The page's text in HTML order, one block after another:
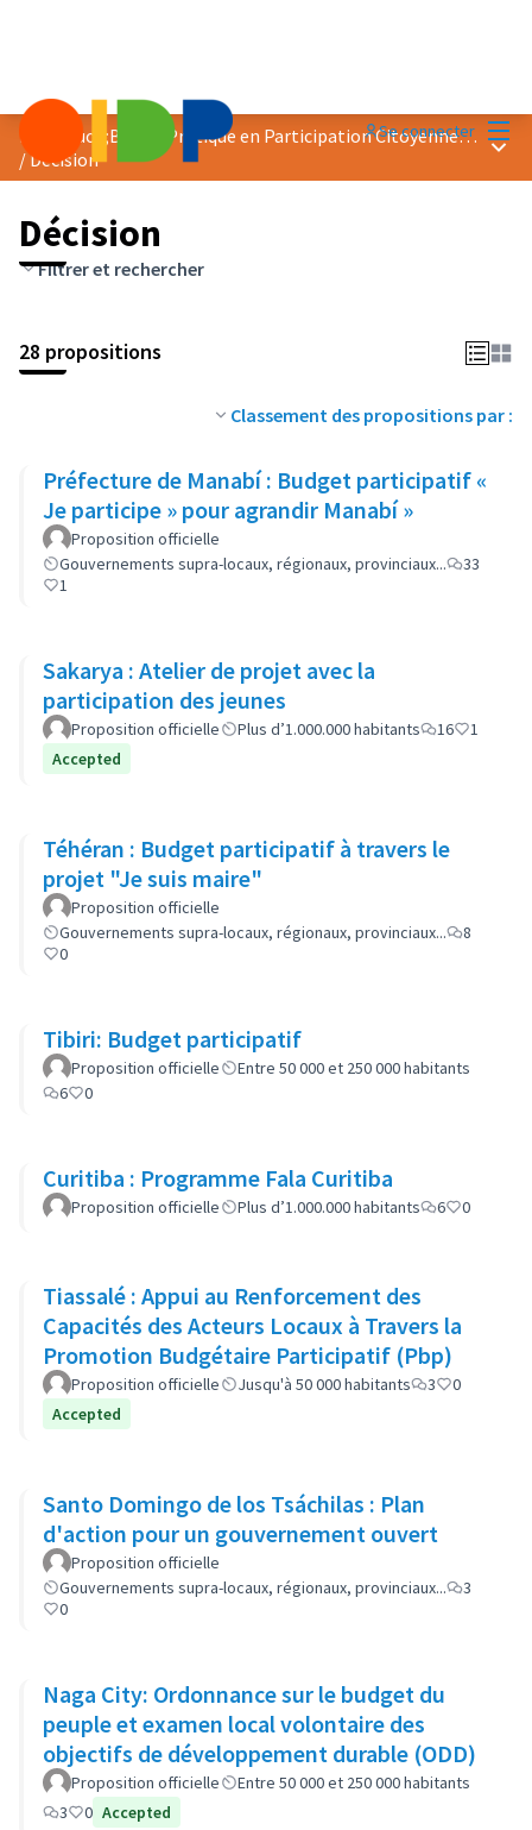
Se connecter
Prix &quot;Bonne Pratique en Participation Citoyenne&quot; 2023
/Décision
Décision
Filtrer et rechercher
28 propositions
Classement des propositions par :
Préfecture de Manabí : Budget participatif «
Je participe » pour agrandir Manabí »
Proposition officielle
Gouvernements supra-locaux, régionaux, provinciaux...
33
1
Sakarya : Atelier de projet avec la
participation des jeunes
Proposition officielle Plus d’1.000.000 habitants 16
1
Accepted
Téhéran : Budget participatif à travers le
projet "Je suis maire"
Proposition officielle
Gouvernements supra-locaux, régionaux, provinciaux...
8
0
Tibiri: Budget participatif
Proposition officielle
Entre 50 000 et 250 000 habitants
6
0
Curitiba : Programme Fala Curitiba
Proposition officielle Plus d’1.000.000 habitants 6 0
Tiassalé : Appui au Renforcement des
Capacités des Acteurs Locaux à Travers la
Promotion Budgétaire Participatif (Pbp)
Proposition officielle Jusqu'à 50 000 habitants 3
0
Accepted
Santo Domingo de los Tsáchilas : Plan
d'action pour un gouvernement ouvert
Proposition officielle
Gouvernements supra-locaux, régionaux, provinciaux...
3
0
Naga City: Ordonnance sur le budget du
peuple et examen local volontaire des
objectifs de développement durable (ODD)
Proposition officielle
Entre 50 000 et 250 000 habitants
3
0 Accepted